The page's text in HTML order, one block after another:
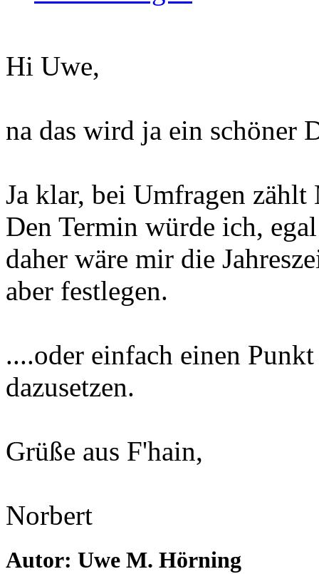
Hi Uwe,
na das wird ja ein schöner
Ja klar, bei Umfragen
Den Termin würde ich,
daher wäre mir die
aber festlegen.
....oder einfach einen
dazusetzen.
Grüße aus F'hain,
Norbert
Autor: Uwe M. Hörning